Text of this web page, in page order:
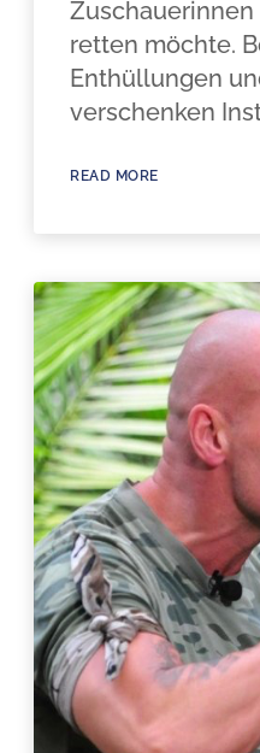
retten möchte.
Enthüllungen
verschenken
READ MORE